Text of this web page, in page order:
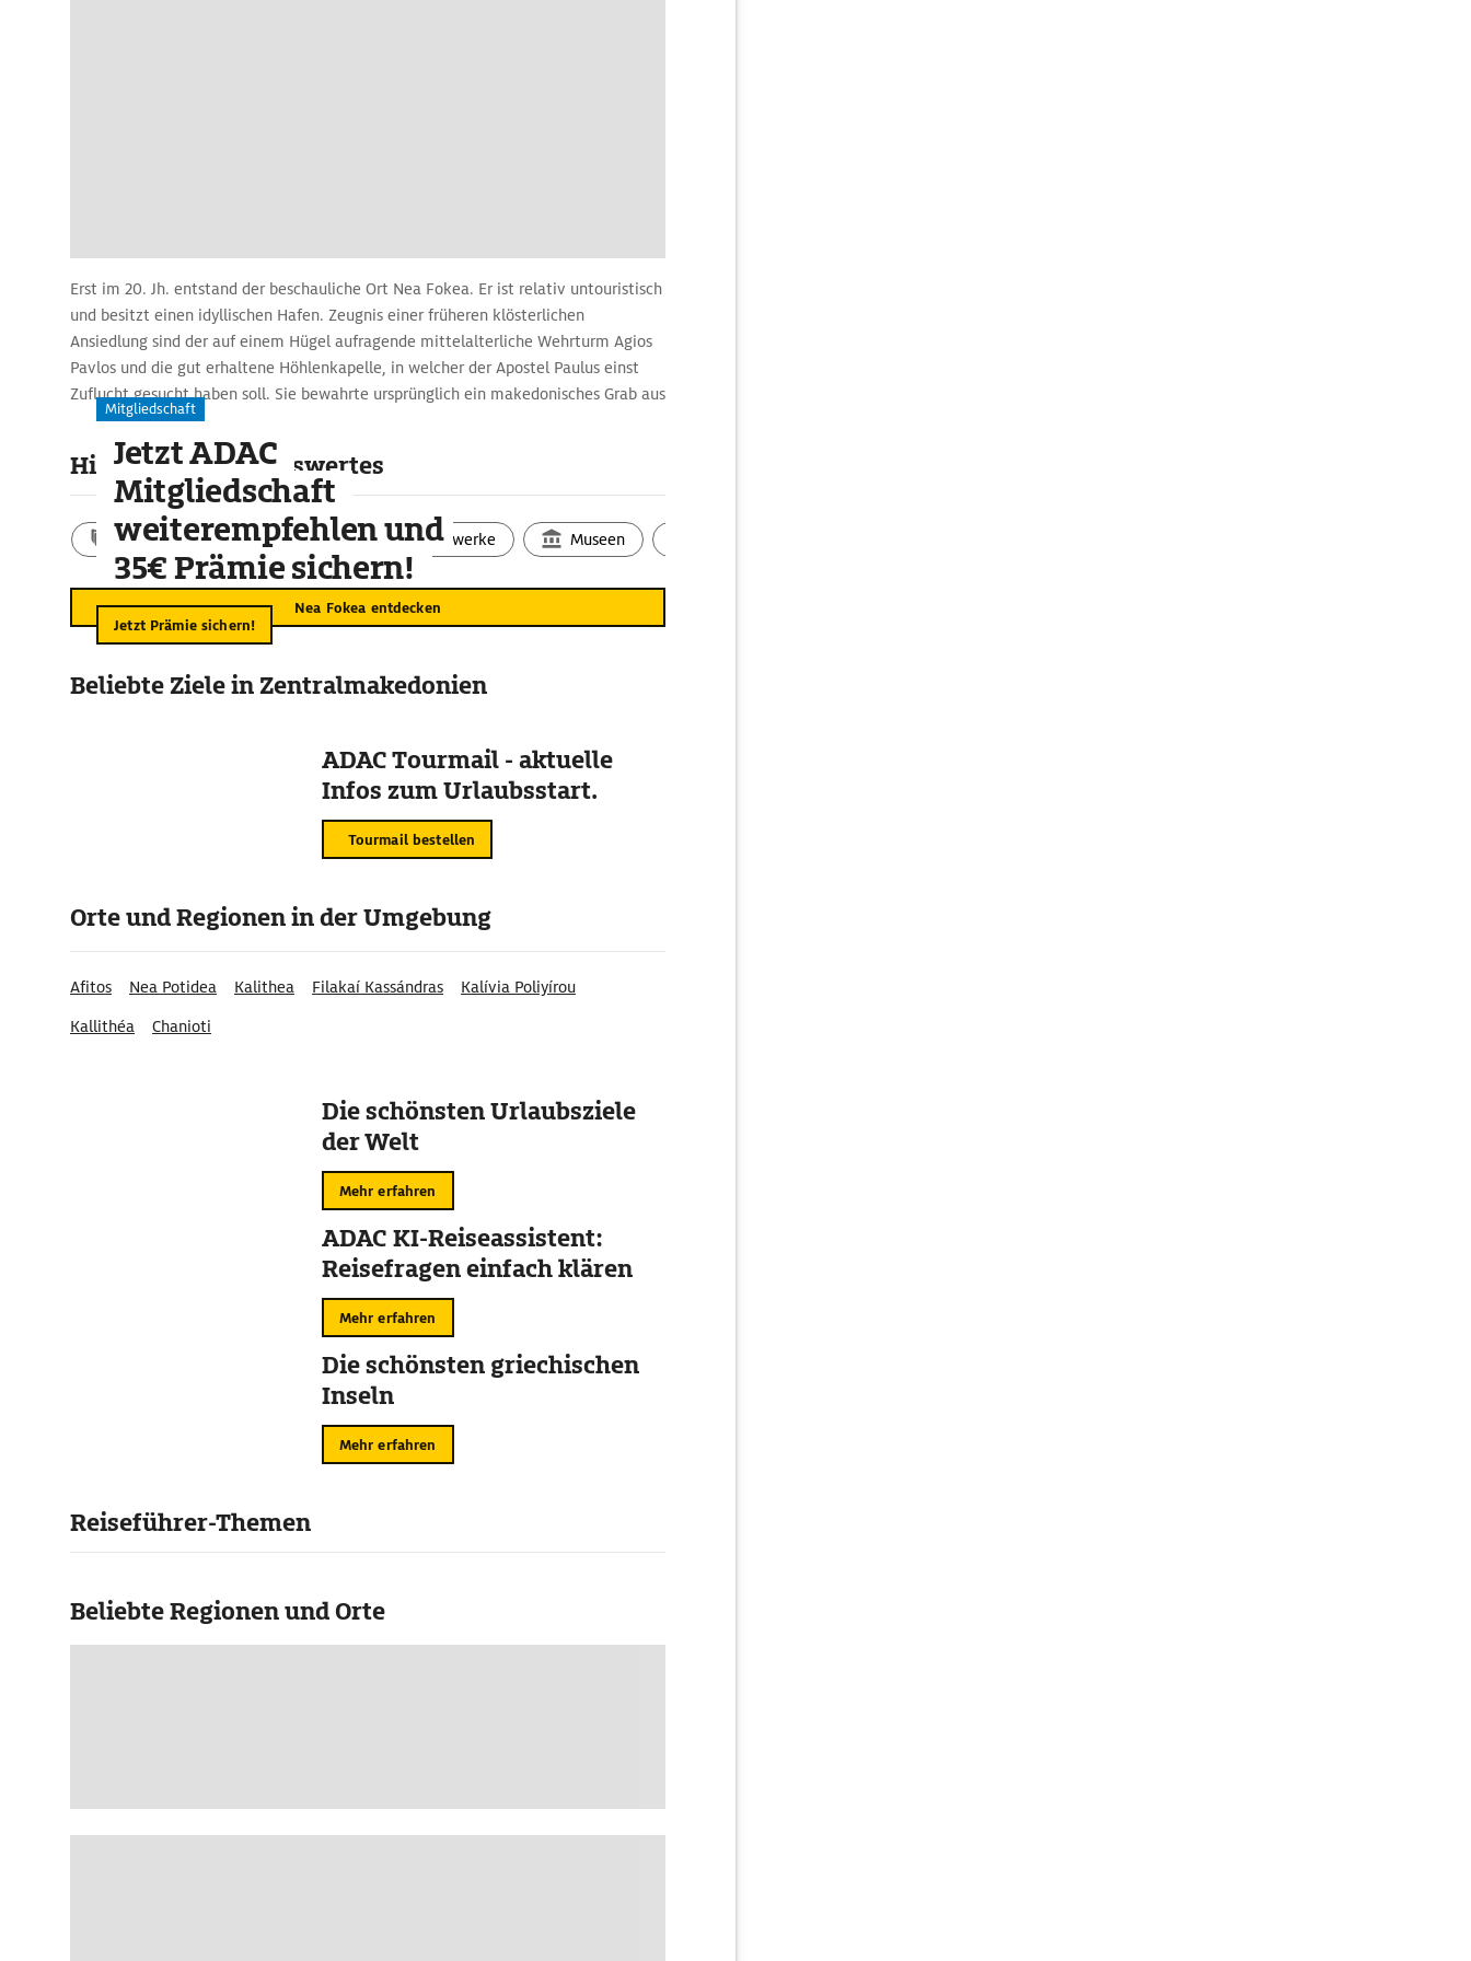
Erst im 20. Jh. entstand der beschauliche Ort Nea Fokea. Er ist relativ untouristisch
und besitzt einen idyllischen Hafen. Zeugnis einer früheren klösterlichen
Ansiedlung sind der auf einem Hügel aufragende mittelalterliche Wehrturm Agios
Pavlos und die gut erhaltene Höhlenkapelle, in welcher der Apostel Paulus einst
Zuflucht gesucht haben soll. Sie bewahrte ursprünglich ein makedonisches Grab aus
dem 4. Jh. v. Chr.
Highlights & Sehenswertes
Aktivitäten Landschaft Bauwerke Museen
Nea Fokea entdecken
Mitgliedschaft
Jetzt ADAC
Mitgliedschaft
weiterempfehlen und
35€ Prämie sichern!
Jetzt Prämie sichern!
Beliebte Ziele in Zentralmakedonien
ADAC Tourmail - aktuelle
Infos zum Urlaubsstart.
Tourmail bestellen
Orte und Regionen in der Umgebung
Afitos Nea Potidea Kalithea Filakaí Kassándras
Kalívia Poliyírou
Kallithéa
Chanioti
Die schönsten Urlaubsziele
der Welt
Mehr erfahren
ADAC KI-Reiseassistent:
Reisefragen einfach klären
Mehr erfahren
Die schönsten griechischen
Inseln
Mehr erfahren
Reiseführer-Themen
Beliebte Regionen und Orte